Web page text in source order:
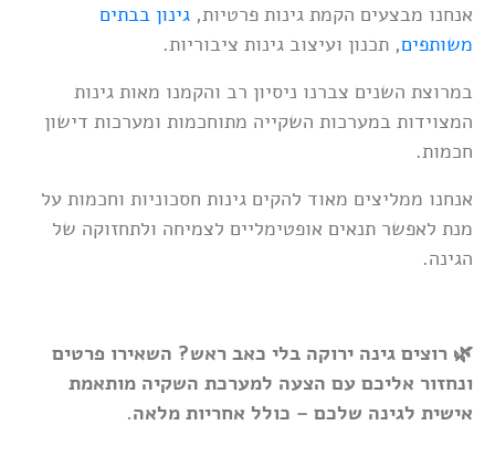
אנחנו מבצעים הקמת גינות פרטיות, גינון בבתים
משותפים, תכנון ועיצוב גינות ציבוריות.
במרוצת השנים צברנו ניסיון רב והקמנו מאות גינות
המצוידות במערכות השקייה מתוחכמות ומערכות דישון
חכמות.
אנחנו ממליצים מאוד להקים גינות חסכוניות וחכמות על
מנת לאפשר תנאים אופטימליים לצמיחה ולתחזוקה של
הגינה.
🌿 רוצים גינה ירוקה בלי כאב ראש? השאירו פרטים
ונחזור אליכם עם הצעה למערכת השקיה מותאמת
אישית לגינה שלכם – כולל אחריות מלאה.